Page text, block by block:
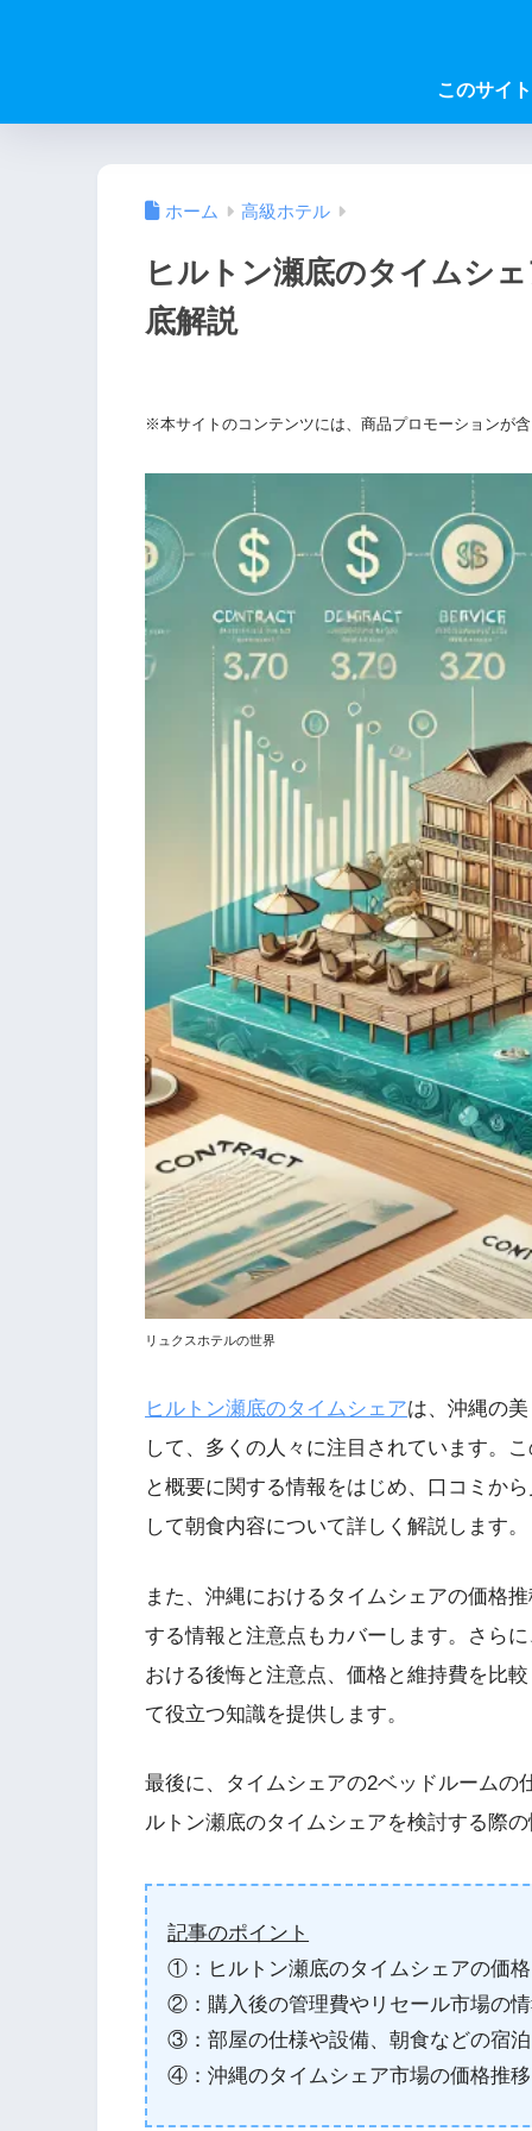
このサイ
ホーム 高級ホテル
ヒルトン瀬底のタイムシ
底解説
※本サイトのコンテンツには、商品プロモーションが
リュクスホテルの世界
ヒルトン瀬底のタイムシェアは、沖縄の
して、多くの人々に注目されています。
と概要に関する情報をはじめ、口コミか
して朝食内容について詳しく解説します。
また、沖縄におけるタイムシェアの価格
する情報と注意点もカバーします。さら
おける後悔と注意点、価格と維持費を比
て役立つ知識を提供します。
最後に、タイムシェアの2ベッドルームの
ルトン瀬底のタイムシェアを検討する際
記事のポイント
①：ヒルトン瀬底のタイムシェアの価
②：購入後の管理費やリセール市場の
③：部屋の仕様や設備、朝食などの宿
④：沖縄のタイムシェア市場の価格推